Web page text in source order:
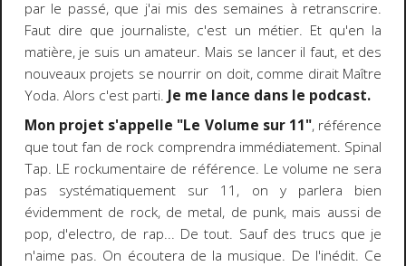
par le passé, que j'ai mis des semaines à retranscrire.
Faut dire que journaliste, c'est un métier. Et qu'en la
matière, je suis un amateur. Mais se lancer il faut, et des
nouveaux projets se nourrir on doit, comme dirait Maître
Yoda. Alors c'est parti. Je me lance dans le podcast.
Mon projet s'appelle "Le Volume sur 11", référence
que tout fan de rock comprendra immédiatement. Spinal
Tap. LE rockumentaire de référence. Le volume ne sera
pas systématiquement sur 11, on y parlera bien
évidemment de rock, de metal, de punk, mais aussi de
pop, d'electro, de rap... De tout. Sauf des trucs que je
n'aime pas. On écoutera de la musique. De l'inédit. Ce